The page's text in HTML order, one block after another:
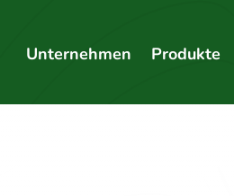
Unternehmen Produkte